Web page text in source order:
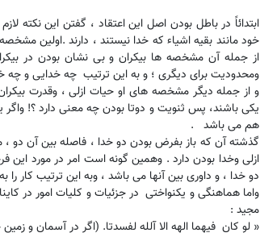
ابتدائاً در باطل بودن اصل این اعتقاد ، گفتن این نکته
خود مانند بقیه اشیاء که خدا نیستند ، دارند .اولین
از جمله آن مشخصه ها بیکران و بی نشان بودن در
ومحدودیت برای دیگری ؛ و به این ترتیب چه خدایی و چه
و از جمله دیگر مشخصه های او حیات ازلی ، وقدرت
یکی باشند، پس ثنویت و دوتا بودن چه معنی دارد ؟!
هم می باشد .
گذشته آن که باز بفرض بودن دو خدا ، فاصله بین آن دو
ازلی وخدا بودن دارد . وهمین گونه است امر در مورد
دو خدا ، و داوری بین آنها می باشد ، وبه این ترتیب کار را
واما هماهنگی و یکنواختی در جزئیات و کلیات امور در
مجید :
« لو کان فیهما الهه الا آلله لفسدتا. (اگر در آسمان و زمین